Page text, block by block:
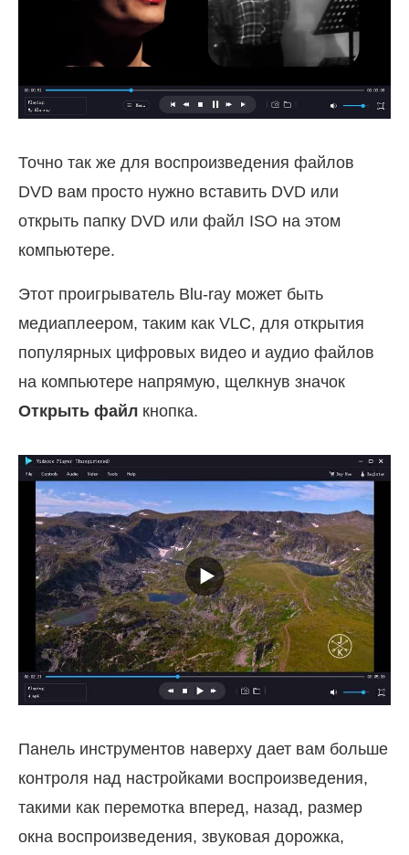
Точно так же для воспроизведения файлов
DVD вам просто нужно вставить DVD или
открыть папку DVD или файл ISO на этом
компьютере.
Этот проигрыватель Blu-ray может быть
медиаплеером, таким как VLC, для открытия
популярных цифровых видео и аудио файлов
на компьютере напрямую, щелкнув значок
Открыть файл кнопка.
Панель инструментов наверху дает вам больше
контроля над настройками воспроизведения,
такими как перемотка вперед, назад, размер
окна воспроизведения, звуковая дорожка,